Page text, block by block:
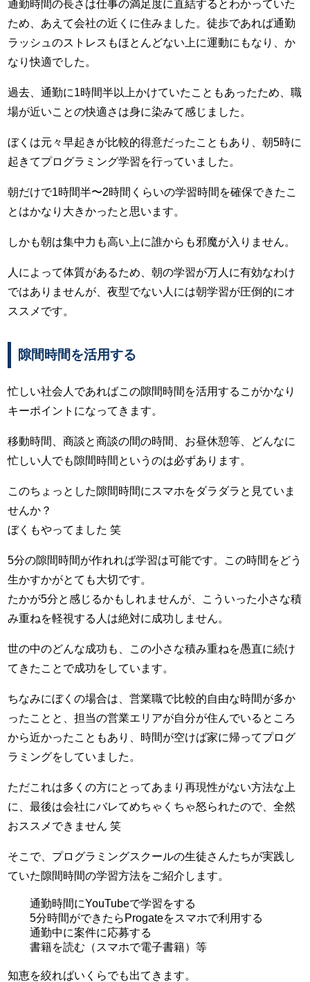
通勤時間の長さは仕事の満足度に直結するとわかっていた
ため、あえて会社の近くに住みました。徒歩であれば通勤
ラッシュのストレスもほとんどない上に運動にもなり、か
なり快適でした。
過去、通勤に1時間半以上かけていたこともあったため、職
場が近いことの快適さは身に染みて感じました。
ぼくは元々早起きが比較的得意だったこともあり、朝5時に
起きてプログラミング学習を行っていました。
朝だけで1時間半〜2時間くらいの学習時間を確保できたこ
とはかなり大きかったと思います。
しかも朝は集中力も高い上に誰からも邪魔が入りません。
人によって体質があるため、朝の学習が万人に有効なわけ
ではありませんが、夜型でない人には朝学習が圧倒的にオ
ススメです。
隙間時間を活用する
忙しい社会人であればこの隙間時間を活用するこがかなり
キーポイントになってきます。
移動時間、商談と商談の間の時間、お昼休憩等、どんなに
忙しい人でも隙間時間というのは必ずあります。
このちょっとした隙間時間にスマホをダラダラと見ていま
せんか？
ぼくもやってました 笑
5分の隙間時間が作れれば学習は可能です。この時間をどう
生かすかがとても大切です。
たかが5分と感じるかもしれませんが、こういった小さな積
み重ねを軽視する人は絶対に成功しません。
世の中のどんな成功も、この小さな積み重ねを愚直に続け
てきたことで成功をしています。
ちなみにぼくの場合は、営業職で比較的自由な時間が多か
ったことと、担当の営業エリアが自分が住んでいるところ
から近かったこともあり、時間が空けば家に帰ってプログ
ラミングをしていました。
ただこれは多くの方にとってあまり再現性がない方法な上
に、最後は会社にバレてめちゃくちゃ怒られたので、全然
おススメできません 笑
そこで、プログラミングスクールの生徒さんたちが実践し
ていた隙間時間の学習方法をご紹介します。
通勤時間にYouTubeで学習をする
5分時間ができたらProgateをスマホで利用する
通勤中に案件に応募する
書籍を読む（スマホで電子書籍）等
知恵を絞ればいくらでも出てきます。